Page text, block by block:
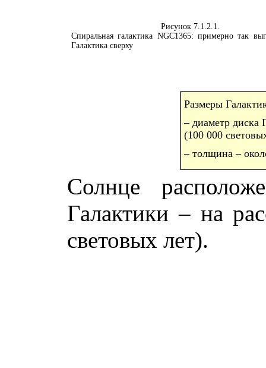
Рисунок 7.1.2.1.
Спиральная галактика NGC1365: примерно так
Галактика сверху
Размеры
– диаметр диска
(100 000
– толщина –
Солнце
Галактики – на
световых лет).